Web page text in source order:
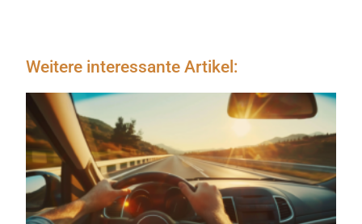
Weitere interessante Artikel: